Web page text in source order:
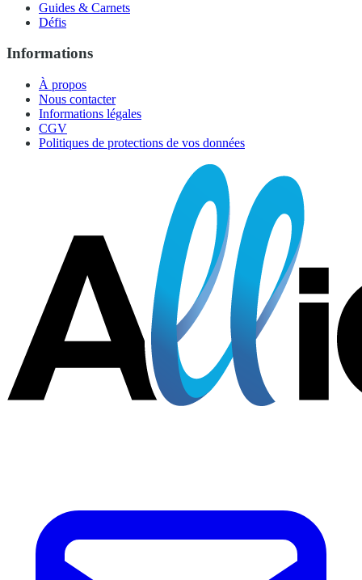
Guides & Carnets
Défis
Informations
À propos
Nous contacter
Informations légales
CGV
Politiques de protections de vos données